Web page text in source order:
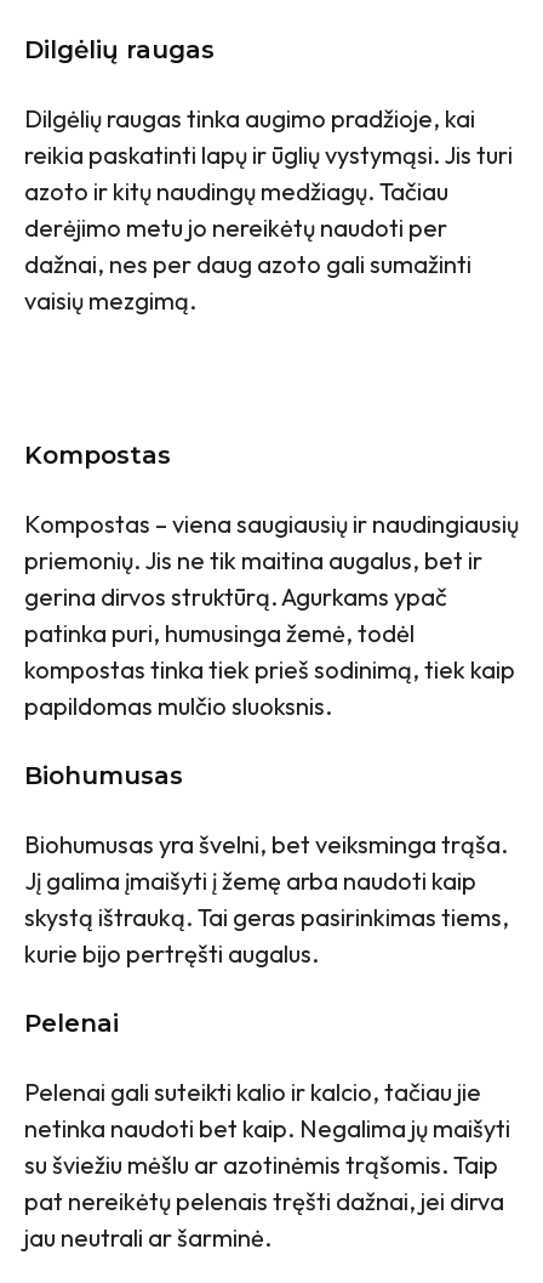
Dilgėlių raugas
Dilgėlių raugas tinka augimo pradžioje, kai
reikia paskatinti lapų ir ūglių vystymąsi. Jis turi
azoto ir kitų naudingų medžiagų. Tačiau
derėjimo metu jo nereikėtų naudoti per
dažnai, nes per daug azoto gali sumažinti
vaisių mezgimą.
Kompostas
Kompostas – viena saugiausių ir naudingiausių
priemonių. Jis ne tik maitina augalus, bet ir
gerina dirvos struktūrą. Agurkams ypač
patinka puri, humusinga žemė, todėl
kompostas tinka tiek prieš sodinimą, tiek kaip
papildomas mulčio sluoksnis.
Biohumusas
Biohumusas yra švelni, bet veiksminga trąša.
Jį galima įmaišyti į žemę arba naudoti kaip
skystą ištrauką. Tai geras pasirinkimas tiems,
kurie bijo pertręšti augalus.
Pelenai
Pelenai gali suteikti kalio ir kalcio, tačiau jie
netinka naudoti bet kaip. Negalima jų maišyti
su šviežiu mėšlu ar azotinėmis trąšomis. Taip
pat nereikėtų pelenais tręšti dažnai, jei dirva
jau neutrali ar šarminė.